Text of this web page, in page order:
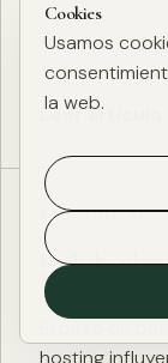
Leer artículo
ESG DIGITAL·
Huella de
ESG de una web
El peso de
hosting
Cookies
Usamos
la web.